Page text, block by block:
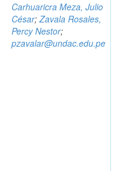
Carhuaricra Meza, Julio
César;Zavala Rosales,
Percy Nestor;
pzavalar@undac.edu.pe